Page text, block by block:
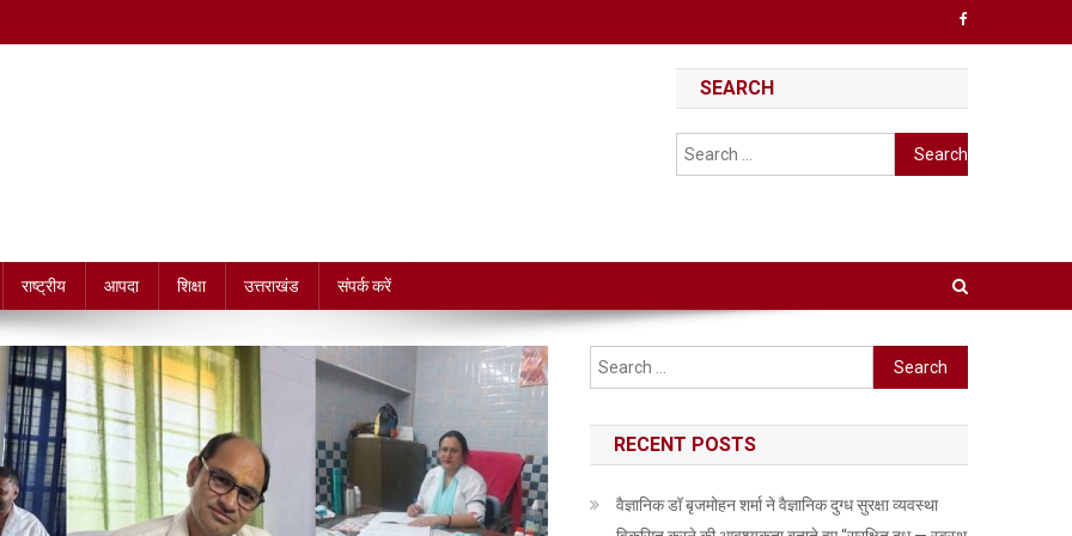
SEARCH
Search
for:
राष्ट्रीय आपदा शिक्षा उत्तराखंड संपर्क करें
Search
for:
RECENT POSTS
वैज्ञानिक डॉ बृजमोहन शर्मा ने वैज्ञानिक दुग्ध सुरक्षा व्यवस्था